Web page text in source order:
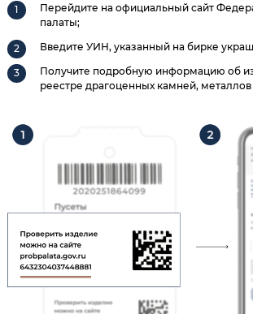
Перейдите на официальный сайт
палаты;
Введите УИН, указанный на бирке
Получите подробную информацию об
реестре драгоценных камней,